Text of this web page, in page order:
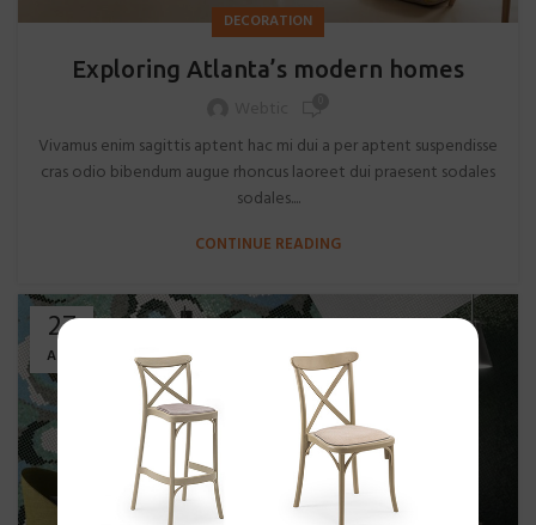
DECORATION
Exploring Atlanta’s modern homes
Vivamus enim sagittis aptent hac mi dui a per aptent suspendisse
cras odio bibendum augue rhoncus laoreet dui praesent sodales
sodales....
CONTINUE READING
27
AUG